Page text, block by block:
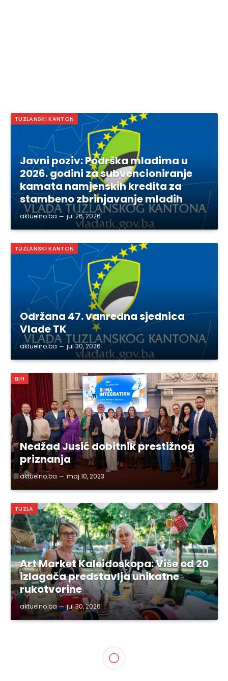
TUZLANSKI KANTON
Javni poziv: Podrška mladima u
2026. godini za subvencioniranje
kamata namjenskih kredita za
stambeno zbrinjavanje mladih
aktuelno.ba jul 26, 2026
TUZLANSKI KANTON
Održana 47. vanredna sjednica
Vlade TK
aktuelno.ba jul 30, 2026
BIH
Nedžad Jusić dobitnik prestižnog
priznanja
aktuelno.ba maj 10, 2023
TUZLA
Art Market Kaleidoskopa: Više od 20
izlagača predstavlja unikatne
rukotvorine
aktuelno.ba jul 30, 2026